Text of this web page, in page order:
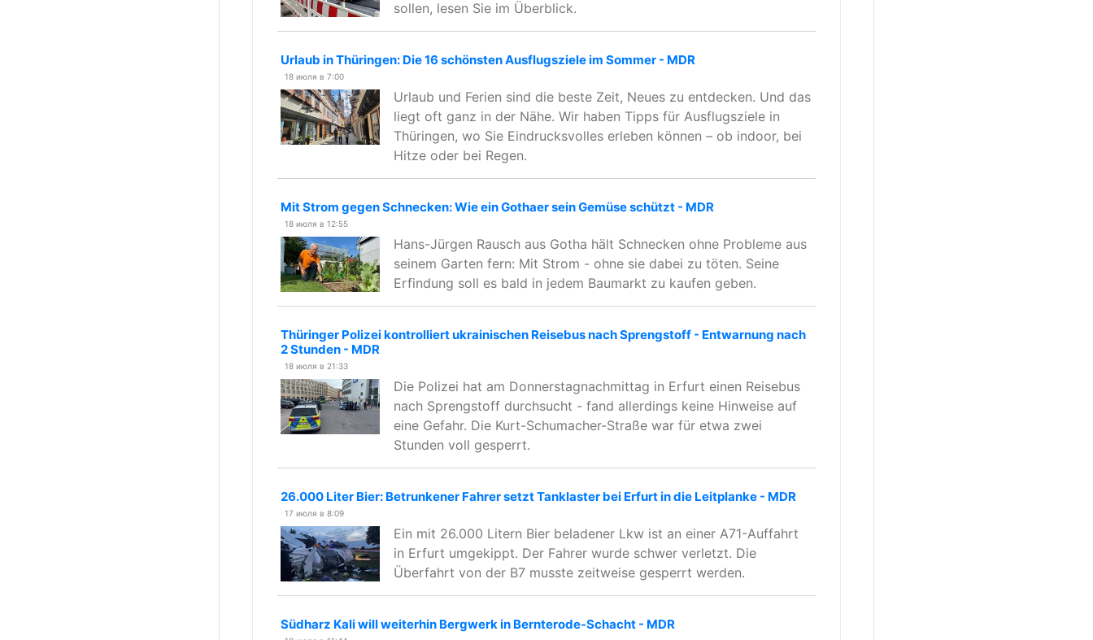
sollen, lesen Sie im Überblick.
Urlaub in Thüringen: Die 16 schönsten Ausflugsziele im Sommer - MDR
18 июля в 7:00
Urlaub und Ferien sind die beste Zeit, Neues zu entdecken. Und das
liegt oft ganz in der Nähe. Wir haben Tipps für Ausflugsziele in
Thüringen, wo Sie Eindrucksvolles erleben können – ob indoor, bei
Hitze oder bei Regen.
Mit Strom gegen Schnecken: Wie ein Gothaer sein Gemüse schützt - MDR
18 июля в 12:55
Hans-Jürgen Rausch aus Gotha hält Schnecken ohne Probleme aus
seinem Garten fern: Mit Strom - ohne sie dabei zu töten. Seine
Erfindung soll es bald in jedem Baumarkt zu kaufen geben.
Thüringer Polizei kontrolliert ukrainischen Reisebus nach Sprengstoff - Entwarnung nach
2 Stunden - MDR
18 июля в 21:33
Die Polizei hat am Donnerstagnachmittag in Erfurt einen Reisebus
nach Sprengstoff durchsucht - fand allerdings keine Hinweise auf
eine Gefahr. Die Kurt-Schumacher-Straße war für etwa zwei
Stunden voll gesperrt.
26.000 Liter Bier: Betrunkener Fahrer setzt Tanklaster bei Erfurt in die Leitplanke - MDR
17 июля в 8:09
Ein mit 26.000 Litern Bier beladener Lkw ist an einer A71-Auffahrt
in Erfurt umgekippt. Der Fahrer wurde schwer verletzt. Die
Überfahrt von der B7 musste zeitweise gesperrt werden.
Südharz Kali will weiterhin Bergwerk in Bernterode-Schacht - MDR